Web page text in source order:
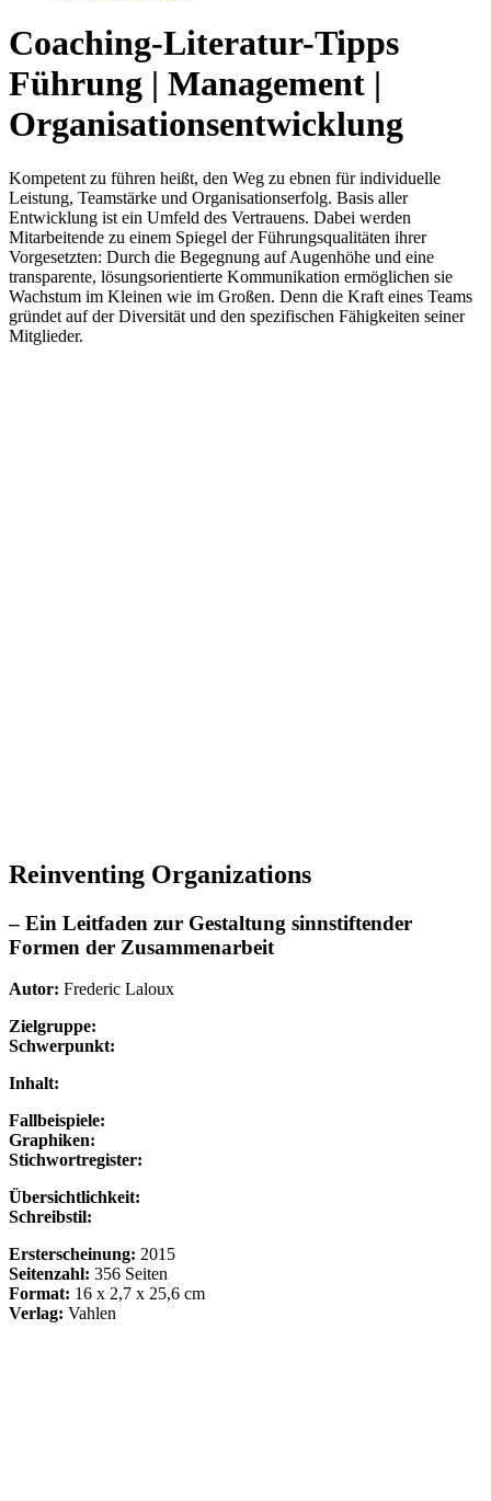
Coaching-Literatur-Tipps
Führung | Management |
Organisationsentwicklung
Kompetent zu führen heißt, den Weg zu ebnen für individuelle
Leistung, Teamstärke und Organisationserfolg. Basis aller
Entwicklung ist ein Umfeld des Vertrauens. Dabei werden
Mitarbeitende zu einem Spiegel der Führungsqualitäten ihrer
Vorgesetzten: Durch die Begegnung auf Augenhöhe und eine
transparente, lösungsorientierte Kommunikation ermöglichen sie
Wachstum im Kleinen wie im Großen. Denn die Kraft eines Teams
gründet auf der Diversität und den spezifischen Fähigkeiten seiner
Mitglieder.
Reinventing Organizations
– Ein Leitfaden zur Gestaltung sinnstiftender
Formen der Zusammenarbeit
Autor: Frederic Laloux
Zielgruppe:
Schwerpunkt:
Inhalt:
Fallbeispiele:
Graphiken:
Stichwortregister:
Übersichtlichkeit:
Schreibstil:
Ersterscheinung: 2015
Seitenzahl: 356 Seiten
Format: 16 x 2,7 x 25,6 cm
Verlag: Vahlen